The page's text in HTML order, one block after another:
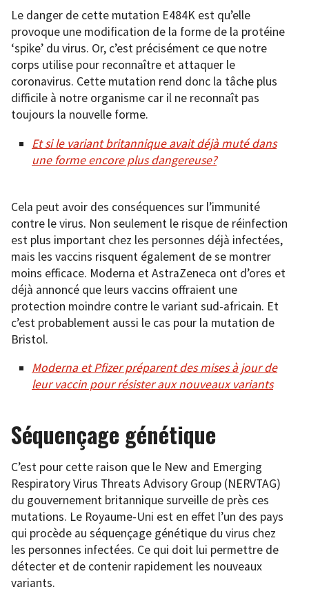
Le danger de cette mutation E484K est qu’elle
provoque une modification de la forme de la protéine
‘spike’ du virus. Or, c’est précisément ce que notre
corps utilise pour reconnaître et attaquer le
coronavirus. Cette mutation rend donc la tâche plus
difficile à notre organisme car il ne reconnaît pas
toujours la nouvelle forme.
Et si le variant britannique avait déjà muté dans
une forme encore plus dangereuse?
Cela peut avoir des conséquences sur l’immunité
contre le virus. Non seulement le risque de réinfection
est plus important chez les personnes déjà infectées,
mais les vaccins risquent également de se montrer
moins efficace. Moderna et AstraZeneca ont d’ores et
déjà annoncé que leurs vaccins offraient une
protection moindre contre le variant sud-africain. Et
c’est probablement aussi le cas pour la mutation de
Bristol.
Moderna et Pfizer préparent des mises à jour de
leur vaccin pour résister aux nouveaux variants
Séquençage génétique
C’est pour cette raison que le New and Emerging
Respiratory Virus Threats Advisory Group (NERVTAG)
du gouvernement britannique surveille de près ces
mutations. Le Royaume-Uni est en effet l’un des pays
qui procède au séquençage génétique du virus chez
les personnes infectées. Ce qui doit lui permettre de
détecter et de contenir rapidement les nouveaux
variants.